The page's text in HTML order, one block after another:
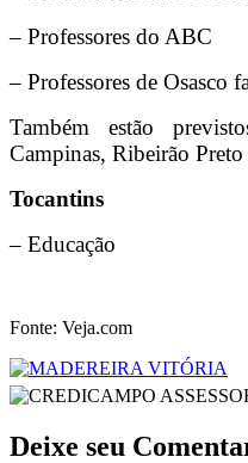
– Professores do ABC
– Professores de Osasco
Também estão
Campinas, Ribeirão Preto
Tocantins
– Educação
Fonte: Veja.com
Deixe seu